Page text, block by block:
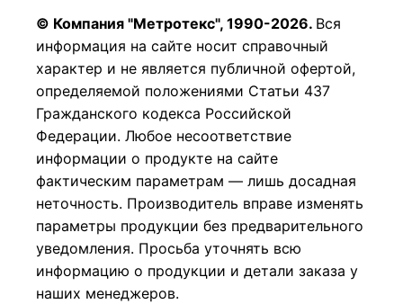
© Компания "Метротекс", 1990-2026. Вся
информация на сайте носит справочный
характер и не является публичной офертой,
определяемой положениями Статьи 437
Гражданского кодекса Российской
Федерации. Любое несоответствие
информации о продукте на сайте
фактическим параметрам — лишь досадная
неточность. Производитель вправе изменять
параметры продукции без предварительного
уведомления. Просьба уточнять всю
информацию о продукции и детали заказа у
наших менеджеров.